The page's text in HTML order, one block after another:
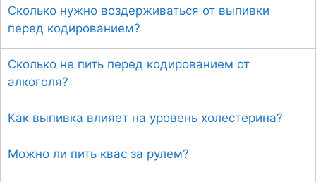
Сколько нужно воздерживаться от выпивки
перед кодированием?
Сколько не пить перед кодированием от
алкоголя?
Как выпивка влияет на уровень холестерина?
Можно ли пить квас за рулем?